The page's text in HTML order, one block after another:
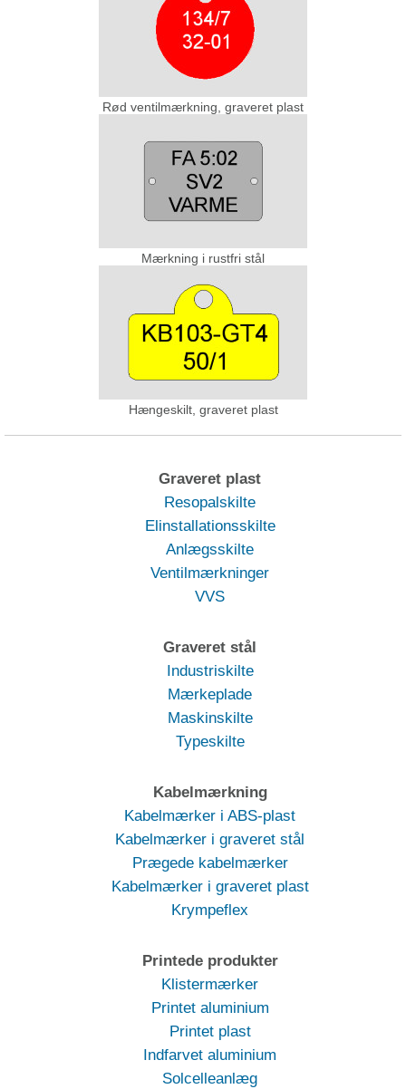
Rød ventilmærkning, graveret plast
Mærkning i rustfri stål
Hængeskilt, graveret plast
Graveret plast
Resopalskilte
Elinstallationsskilte
Anlægsskilte
Ventilmærkninger
VVS
Graveret stål
Industriskilte
Mærkeplade
Maskinskilte
Typeskilte
Kabelmærkning
Kabelmærker i ABS-plast
Kabelmærker i graveret stål
Prægede kabelmærker
Kabelmærker i graveret plast
Krympeflex
Printede produkter
Klistermærker
Printet aluminium
Printet plast
Indfarvet aluminium
Solcelleanlæg